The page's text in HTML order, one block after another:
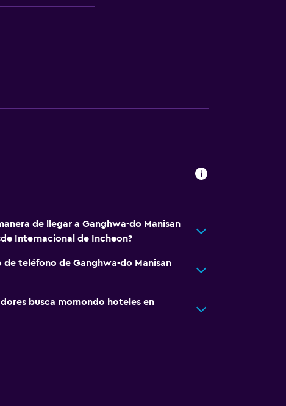
de llegar a Ganghwa-do Manisan
Internacional de Incheon?
de teléfono de Ganghwa-do Manisan
busca momondo hoteles en